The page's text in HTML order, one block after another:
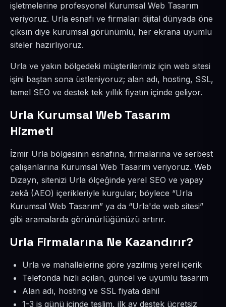
işletmelerine profesyonel Kurumsal Web Tasarım
veriyoruz. Urla esnafı ve firmaları dijital dünyada öne
çıksın diye kurumsal görünümlü, her ekrana uyumlu
siteler hazırlıyoruz.
Urla ve yakın bölgedeki müşterilerimiz için web sitesi
işini baştan sona üstleniyoruz; alan adı, hosting, SSL,
temel SEO ve destek tek yıllık fiyatın içinde geliyor.
Urla Kurumsal Web Tasarım
Hizmeti
İzmir Urla bölgesinin esnafına, firmalarına ve serbest
çalışanlarına Kurumsal Web Tasarım veriyoruz. Web
Dizayn, sitenizi Urla ölçeğinde yerel SEO ve yapay
zekâ (AEO) içerikleriyle kurgular; böylece “Urla
Kurumsal Web Tasarım” ya da “Urla'de web sitesi”
gibi aramalarda görünürlüğünüzü artırır.
Urla Firmalarına Ne Kazandırır?
Urla ve mahallelerine göre yazılmış yerel içerik
Telefonda hızlı açılan, güncel ve uyumlu tasarım
Alan adı, hosting ve SSL fiyata dahil
1-3 iş günü içinde teslim, ilk ay destek ücretsiz